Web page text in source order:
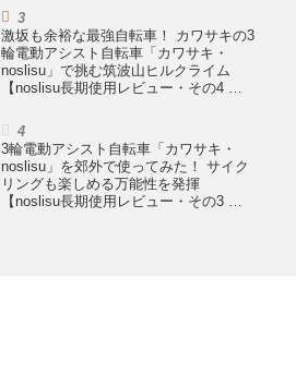
ー・その5 まとめ編】
激坂も余裕な最強自転車！ カワサキの3
輪電動アシスト自転車「カワサキ・
noslisu」で挑む筑波山ヒルクライム
【noslisu長期使用レビュー・その4 登
3輪電動アシスト自転車「カワサキ・
noslisu」を郊外で使ってみた！ サイク
リングも楽しめる万能性を発揮
【noslisu長期使用レビュー・その3 郊